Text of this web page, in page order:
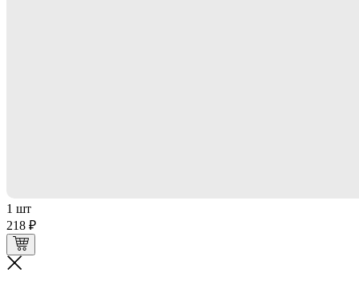
1 шт
218 ₽